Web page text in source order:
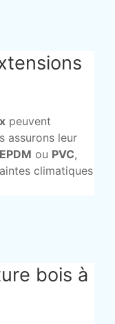
peuvent
assurons leur
EPDM ou PVC,
climatiques
bois à